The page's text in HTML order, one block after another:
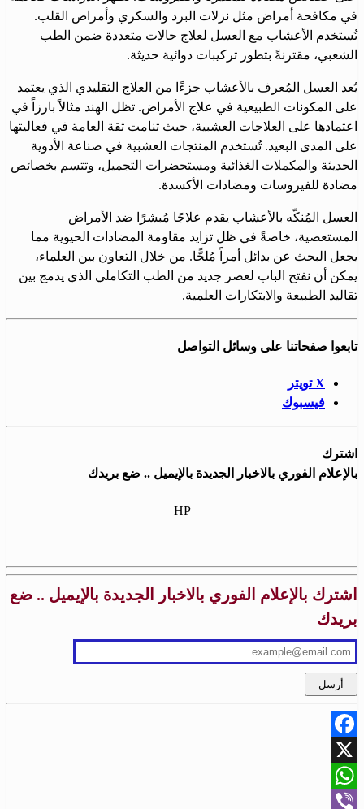
في مكافحة أمراض مثل نزلات البرد والسكري وأمراض القلب.
تُستخدم الأعشاب مع العسل لعلاج حالات متعددة ضمن الطب
الشعبي، مقترنةً بتطور تركيبات دوائية حديثة.
يُعد العسل المُعرف بالأعشاب جزءًا من العلاج التقليدي الذي يعتمد
على المكونات الطبيعية في علاج الأمراض. تظل الهند مثالاً بارزاً في
اعتمادها على العلاجات العشبية، حيث تنامت ثقة العامة في فعاليتها
على المدى البعيد. تُستخدم المنتجات العشبية في صناعة الأدوية
الحديثة والمكملات الغذائية ومستحضرات التجميل، وتتسم بخصائص
مضادة للفيروسات ومضادات الأكسدة.
العسل المُنكّه بالأعشاب يقدم علاجًا مُبشرًا ضد الأمراض
المستعصية، خاصةً في ظل تزايد مقاومة المضادات الحيوية مما
يجعل البحث عن بدائل أمراً مُلحًّا. من خلال التعاون بين العلماء،
يمكن أن نفتح الباب لعصر جديد من الطب التكاملي الذي يدمج بين
تقاليد الطبيعة والابتكارات العلمية.
تابعوا صفحاتنا على وسائل التواصل
X تويتر
فيسبوك
اشترك
بالإعلام الفوري بالاخبار الجديدة بالإيميل .. ضع بريدك
HP
اشترك بالإعلام الفوري بالاخبار الجديدة بالإيميل .. ضع
بريدك
Facebook
X
WhatsApp